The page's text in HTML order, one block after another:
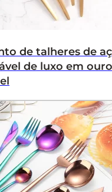
de talheres de
de luxo em